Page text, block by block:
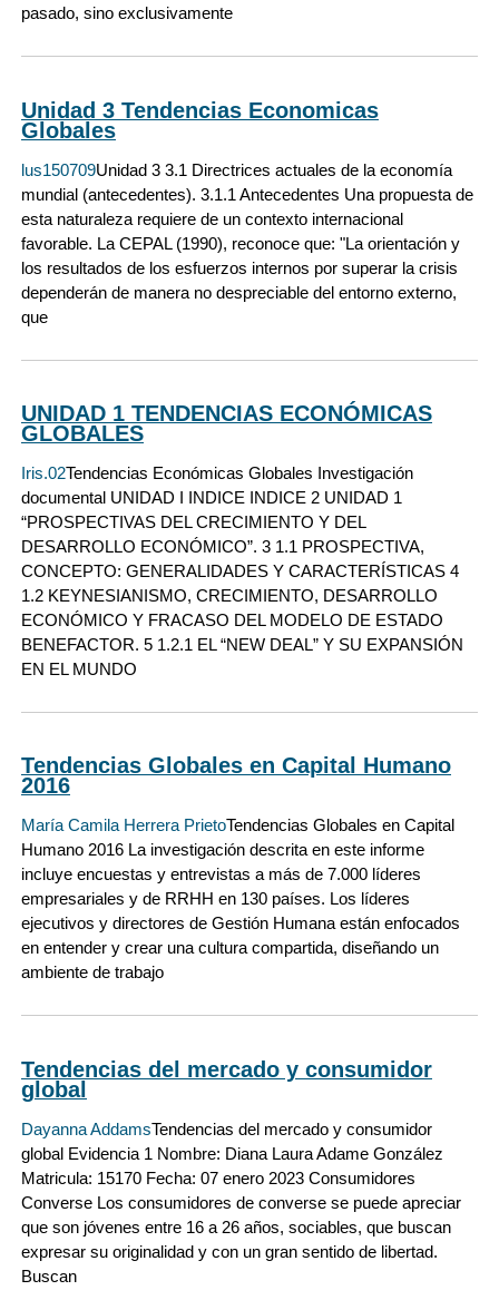
pasado, sino exclusivamente
Unidad 3 Tendencias Economicas
Globales
lus150709Unidad 3 3.1 Directrices actuales de la economía
mundial (antecedentes). 3.1.1 Antecedentes Una propuesta de
esta naturaleza requiere de un contexto internacional
favorable. La CEPAL (1990), reconoce que: "La orientación y
los resultados de los esfuerzos internos por superar la crisis
dependerán de manera no despreciable del entorno externo,
que
UNIDAD 1 TENDENCIAS ECONÓMICAS
GLOBALES
Iris.02Tendencias Económicas Globales Investigación
documental UNIDAD I INDICE INDICE 2 UNIDAD 1
“PROSPECTIVAS DEL CRECIMIENTO Y DEL
DESARROLLO ECONÓMICO”. 3 1.1 PROSPECTIVA,
CONCEPTO: GENERALIDADES Y CARACTERÍSTICAS 4
1.2 KEYNESIANISMO, CRECIMIENTO, DESARROLLO
ECONÓMICO Y FRACASO DEL MODELO DE ESTADO
BENEFACTOR. 5 1.2.1 EL “NEW DEAL” Y SU EXPANSIÓN
EN EL MUNDO
Tendencias Globales en Capital Humano
2016
María Camila Herrera PrietoTendencias Globales en Capital
Humano 2016 La investigación descrita en este informe
incluye encuestas y entrevistas a más de 7.000 líderes
empresariales y de RRHH en 130 países. Los líderes
ejecutivos y directores de Gestión Humana están enfocados
en entender y crear una cultura compartida, diseñando un
ambiente de trabajo
Tendencias del mercado y consumidor
global
Dayanna AddamsTendencias del mercado y consumidor
global Evidencia 1 Nombre: Diana Laura Adame González
Matricula: 15170 Fecha: 07 enero 2023 Consumidores
Converse Los consumidores de converse se puede apreciar
que son jóvenes entre 16 a 26 años, sociables, que buscan
expresar su originalidad y con un gran sentido de libertad.
Buscan